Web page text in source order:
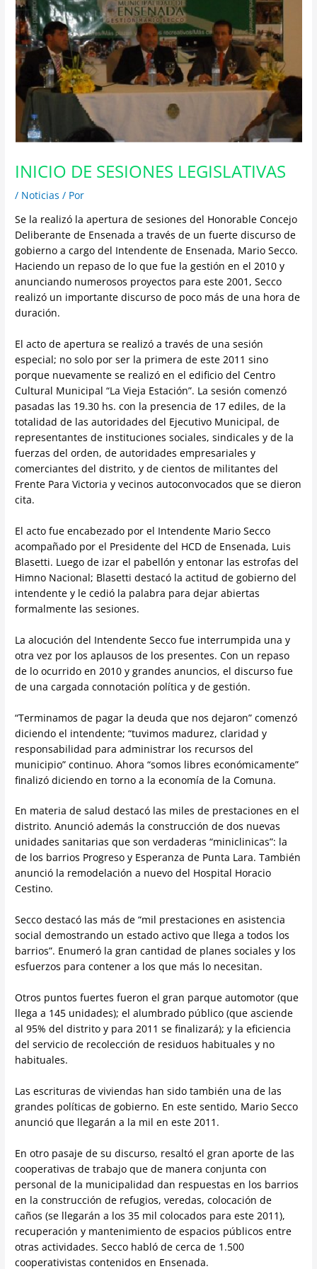
INICIO DE SESIONES LEGISLATIVAS
/ Noticias / Por
Se la realizó la apertura de sesiones del Honorable Concejo
Deliberante de Ensenada a través de un fuerte discurso de
gobierno a cargo del Intendente de Ensenada, Mario Secco.
Haciendo un repaso de lo que fue la gestión en el 2010 y
anunciando numerosos proyectos para este 2001, Secco
realizó un importante discurso de poco más de una hora de
duración.
El acto de apertura se realizó a través de una sesión
especial; no solo por ser la primera de este 2011 sino
porque nuevamente se realizó en el edificio del Centro
Cultural Municipal “La Vieja Estación”. La sesión comenzó
pasadas las 19.30 hs. con la presencia de 17 ediles, de la
totalidad de las autoridades del Ejecutivo Municipal, de
representantes de instituciones sociales, sindicales y de la
fuerzas del orden, de autoridades empresariales y
comerciantes del distrito, y de cientos de militantes del
Frente Para Victoria y vecinos autoconvocados que se dieron
cita.
El acto fue encabezado por el Intendente Mario Secco
acompañado por el Presidente del HCD de Ensenada, Luis
Blasetti. Luego de izar el pabellón y entonar las estrofas del
Himno Nacional; Blasetti destacó la actitud de gobierno del
intendente y le cedió la palabra para dejar abiertas
formalmente las sesiones.
La alocución del Intendente Secco fue interrumpida una y
otra vez por los aplausos de los presentes. Con un repaso
de lo ocurrido en 2010 y grandes anuncios, el discurso fue
de una cargada connotación política y de gestión.
“Terminamos de pagar la deuda que nos dejaron” comenzó
diciendo el intendente; “tuvimos madurez, claridad y
responsabilidad para administrar los recursos del
municipio” continuo. Ahora “somos libres económicamente”
finalizó diciendo en torno a la economía de la Comuna.
En materia de salud destacó las miles de prestaciones en el
distrito. Anunció además la construcción de dos nuevas
unidades sanitarias que son verdaderas “miniclinicas”: la
de los barrios Progreso y Esperanza de Punta Lara. También
anunció la remodelación a nuevo del Hospital Horacio
Cestino.
Secco destacó las más de “mil prestaciones en asistencia
social demostrando un estado activo que llega a todos los
barrios”. Enumeró la gran cantidad de planes sociales y los
esfuerzos para contener a los que más lo necesitan.
Otros puntos fuertes fueron el gran parque automotor (que
llega a 145 unidades); el alumbrado público (que asciende
al 95% del distrito y para 2011 se finalizará); y la eficiencia
del servicio de recolección de residuos habituales y no
habituales.
Las escrituras de viviendas han sido también una de las
grandes políticas de gobierno. En este sentido, Mario Secco
anunció que llegarán a la mil en este 2011.
En otro pasaje de su discurso, resaltó el gran aporte de las
cooperativas de trabajo que de manera conjunta con
personal de la municipalidad dan respuestas en los barrios
en la construcción de refugios, veredas, colocación de
caños (se llegarán a los 35 mil colocados para este 2011),
recuperación y mantenimiento de espacios públicos entre
otras actividades. Secco habló de cerca de 1.500
cooperativistas contenidos en Ensenada.